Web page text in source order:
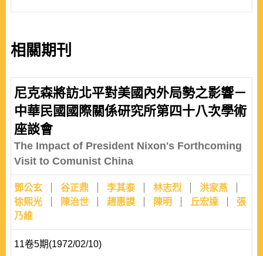
相關期刊
尼克森將訪北平對美國內外局勢之影響－
中華民國國際關係研究所第四十八次學術
座談會
The Impact of President Nixon's Forthcoming
Visit to Comunist China
鄧公玄 谷正鼎 李其泰 林志烈
洪家燕
徐熙光
陳治世 趙惠謨 陳明 丘宏達
張
乃維
11卷5期(1972/02/10)